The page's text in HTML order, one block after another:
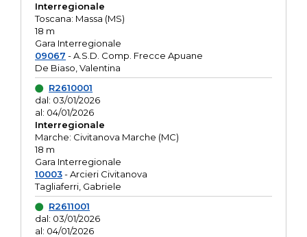
Interregionale
Toscana: Massa (MS)
18 m
Gara Interregionale
09067 - A.S.D. Comp. Frecce Apuane
De Biaso, Valentina
R2610001
dal: 03/01/2026
al: 04/01/2026
Interregionale
Marche: Civitanova Marche (MC)
18 m
Gara Interregionale
10003- Arcieri Civitanova
Tagliaferri, Gabriele
R2611001
dal: 03/01/2026
al: 04/01/2026